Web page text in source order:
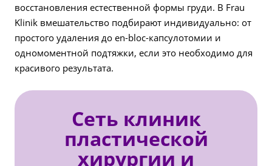
восстановления естественной формы груди. В Frau
Klinik вмешательство подбирают индивидуально: от
простого удаления до en-bloc-капсулотомии и
одномоментной подтяжки, если это необходимо для
красивого результата.
Сеть клиник
пластической
хирургии и